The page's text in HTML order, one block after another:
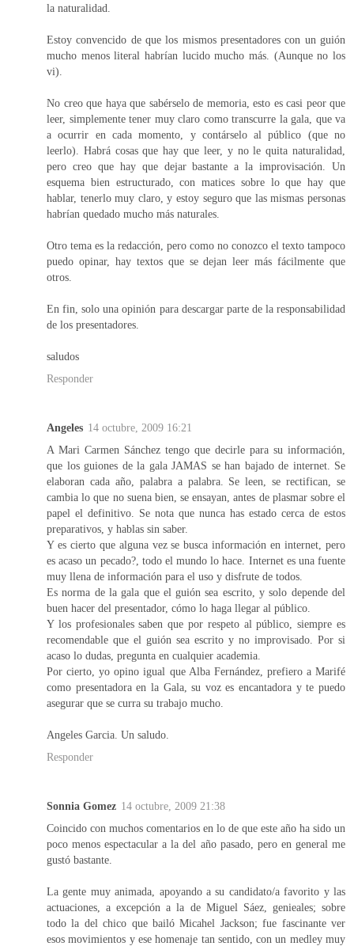
la naturalidad.
Estoy convencido de que los mismos presentadores con un guión
mucho menos literal habrían lucido mucho más. (Aunque no los
vi).
No creo que haya que sabérselo de memoria, esto es casi peor que
leer, simplemente tener muy claro como transcurre la gala, que va
a ocurrir en cada momento, y contárselo al público (que no
leerlo). Habrá cosas que hay que leer, y no le quita naturalidad,
pero creo que hay que dejar bastante a la improvisación. Un
esquema bien estructurado, con matices sobre lo que hay que
hablar, tenerlo muy claro, y estoy seguro que las mismas personas
habrían quedado mucho más naturales.
Otro tema es la redacción, pero como no conozco el texto tampoco
puedo opinar, hay textos que se dejan leer más fácilmente que
otros.
En fin, solo una opinión para descargar parte de la responsabilidad
de los presentadores.
saludos
Responder
Angeles 14 octubre, 2009 16:21
A Mari Carmen Sánchez tengo que decirle para su información,
que los guiones de la gala JAMAS se han bajado de internet. Se
elaboran cada año, palabra a palabra. Se leen, se rectifican, se
cambia lo que no suena bien, se ensayan, antes de plasmar sobre el
papel el definitivo. Se nota que nunca has estado cerca de estos
preparativos, y hablas sin saber.
Y es cierto que alguna vez se busca información en internet, pero
es acaso un pecado?, todo el mundo lo hace. Internet es una fuente
muy llena de información para el uso y disfrute de todos.
Es norma de la gala que el guión sea escrito, y solo depende del
buen hacer del presentador, cómo lo haga llegar al público.
Y los profesionales saben que por respeto al público, siempre es
recomendable que el guión sea escrito y no improvisado. Por si
acaso lo dudas, pregunta en cualquier academia.
Por cierto, yo opino igual que Alba Fernández, prefiero a Marifé
como presentadora en la Gala, su voz es encantadora y te puedo
asegurar que se curra su trabajo mucho.
Angeles Garcia. Un saludo.
Responder
Sonnia Gomez 14 octubre, 2009 21:38
Coincido con muchos comentarios en lo de que este año ha sido un
poco menos espectacular a la del año pasado, pero en general me
gustó bastante.
La gente muy animada, apoyando a su candidato/a favorito y las
actuaciones, a excepción a la de Miguel Sáez, genieales; sobre
todo la del chico que bailó Micahel Jackson; fue fascinante ver
esos movimientos y ese homenaje tan sentido, con un medley muy